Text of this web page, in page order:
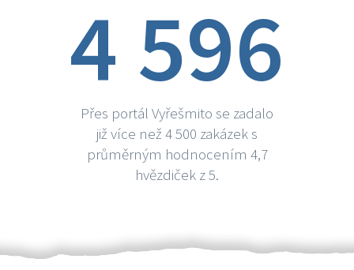
4 596
Přes portál Vyřešmito se zadalo
již více než 4 500 zakázek s
průměrným hodnocením 4,7
hvězdiček z 5.